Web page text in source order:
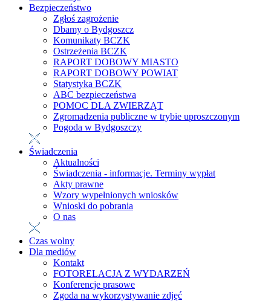
Bezpieczeństwo
Zgłoś zagrożenie
Dbamy o Bydgoszcz
Komunikaty BCZK
Ostrzeżenia BCZK
RAPORT DOBOWY MIASTO
RAPORT DOBOWY POWIAT
Statystyka BCZK
ABC bezpieczeństwa
POMOC DLA ZWIERZĄT
Zgromadzenia publiczne w trybie uproszczonym
Pogoda w Bydgoszczy
Świadczenia
Aktualności
Świadczenia - informacje. Terminy wypłat
Akty prawne
Wzory wypełnionych wniosków
Wnioski do pobrania
O nas
Czas wolny
Dla mediów
Kontakt
FOTORELACJA Z WYDARZEŃ
Konferencje prasowe
Zgoda na wykorzystywanie zdjęć